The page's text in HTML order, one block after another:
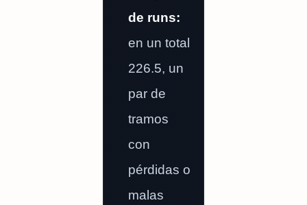
de runs:
en un total
226.5, un
par de
tramos
con
pérdidas o
malas